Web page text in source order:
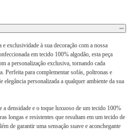
exclusividade à sua decoração com a nossa
em tecido 100% algodão, esta peça
a personalização exclusiva, tornando cada
Perfeita para complementar sofás, poltronas e
elegância personalizada a qualquer ambiente da sua
a densidade e o toque luxuoso de um tecido 100%
longas e resistentes que resultam em um tecido de
de garantir uma sensação suave e aconchegante